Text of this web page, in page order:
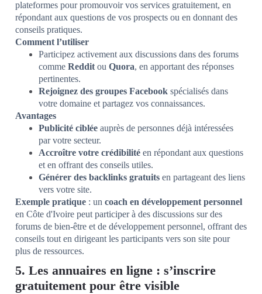
plateformes pour promouvoir vos services gratuitement, en
répondant aux questions de vos prospects ou en donnant des
conseils pratiques.
Comment l’utiliser
Participez activement aux discussions dans des forums
comme Reddit ou Quora, en apportant des réponses
pertinentes.
Rejoignez des groupes Facebook spécialisés dans
votre domaine et partagez vos connaissances.
Avantages
Publicité ciblée auprès de personnes déjà intéressées
par votre secteur.
Accroître votre crédibilité en répondant aux questions
et en offrant des conseils utiles.
Générer des backlinks gratuits en partageant des liens
vers votre site.
Exemple pratique : un coach en développement personnel
en Côte d'Ivoire peut participer à des discussions sur des
forums de bien-être et de développement personnel, offrant des
conseils tout en dirigeant les participants vers son site pour
plus de ressources.
5. Les annuaires en ligne : s’inscrire
gratuitement pour être visible